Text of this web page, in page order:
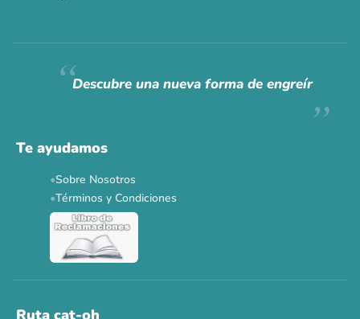
Descubre una nueva forma de engreír
Te ayudamos
Sobre Nosotros
Términos y Condiciones
Ruta cat-oh